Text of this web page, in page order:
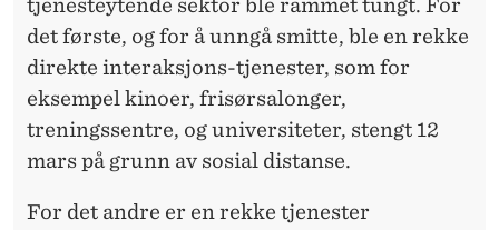
tjenesteytende sektor ble rammet tungt. For
det første, og for å unngå smitte, ble en rekke
direkte interaksjons-tjenester, som for
eksempel kinoer, frisørsalonger,
treningssentre, og universiteter, stengt 12
mars på grunn av sosial distanse.
For det andre er en rekke tjenester